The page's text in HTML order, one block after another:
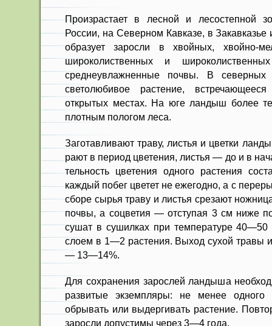
Произрастает в лесной и лесостеп­ной
России, на Северном Кавказе, в
образует за­росли в хвойных, хвойно-
широколиственных и
среднеувлажненные почвы. В
светолюбивое растение,
открытых местах. На юге ландыш более
плотным пологом леса.
Заготавливают траву, листья и цветки
рают в период цветения, листья — до и в
тельность цветения одного растения
каждый по­бег цветет не ежегодно, а с
сборе сырья траву и листья срезают
почвы, а соцветия — отступая 3 см ниже
сушат в сушилках при темпера­туре 40—50
слоем в 1—2 растения. Выход сухой травы и
— 13—14%.
Для сохранения зарослей лан­дыша
развитые экземпляры: не менее
обрывать или выдергивать растение.
заросли допустимы через 3—4 года.